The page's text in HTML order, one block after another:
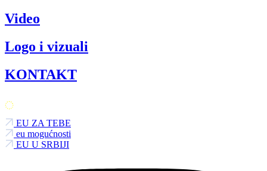
Video
Logo i vizuali
KONTAKT
EU ZA TEBE
eu mogućnosti
EU U SRBIJI